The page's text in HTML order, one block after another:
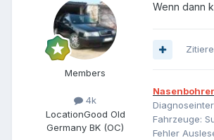
Members
4k
LocationGood Old
Germany BK (OC)
Wenn dann
Fahrzeuge:
Fehler